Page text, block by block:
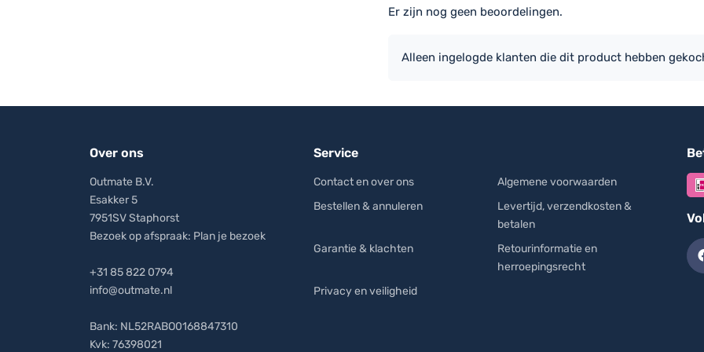
Met de hoezen voor de biertafel en banken krijgt jouw biertafelset een unieke en elegante uitstraling en
De biertafelhoezen om de biertafelset zijn de basis voor een mooie presentatie op elk evenement.
Navy Blauw, Royal Blauw, Zwart, Wit, Burgundy,
Zilvergrijs
Fabrieksgarantie
Er zijn nog geen beoordelingen.
Alleen ingelogde klanten die dit product hebben
Over ons
Outmate B.V.
Esakker 5
7951SV Staphorst
Bezoek op afspraak: Plan je bezoek
+31 85 822 0794
info@outmate.nl
Bank: NL52RABO0168847310
Kvk: 76398021
Service
Contact en over ons
Algemene voorwaarden
Bestellen & annuleren
Levertijd, verzendkosten &
betalen
Garantie & klachten
Retourinformatie en
herroepingsrecht
Privacy en veiligheid